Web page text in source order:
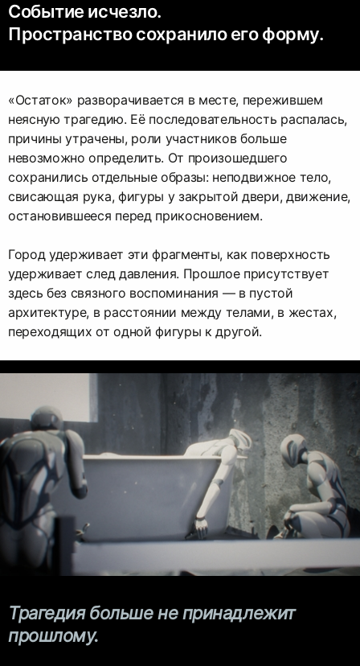
Событие исчезло.
Пространство сохранило его форму.
«Остаток» разворачивается в месте, пережившем
неясную трагедию. Её последовательность распалась,
причины утрачены, роли участников больше
невозможно определить. От произошедшего
сохранились отдельные образы: неподвижное тело,
свисающая рука, фигуры у закрытой двери, движение,
остановившееся перед прикосновением.
Город удерживает эти фрагменты, как поверхность
удерживает след давления. Прошлое присутствует
здесь без связного воспоминания — в пустой
архитектуре, в расстоянии между телами, в жестах,
переходящих от одной фигуры к другой.
Трагедия больше не принадлежит
прошлому.